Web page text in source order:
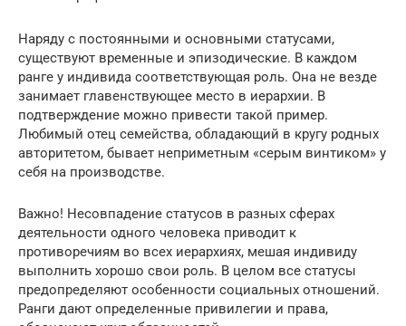
Наряду с постоянными и основными статусами,
существуют временные и эпизодические. В каждом
ранге у индивида соответствующая роль. Она не везде
занимает главенствующее место в иерархии. В
подтверждение можно привести такой пример.
Любимый отец семейства, обладающий в кругу родных
авторитетом, бывает неприметным «серым винтиком» у
себя на производстве.
Важно! Несовпадение статусов в разных сферах
деятельности одного человека приводит к
противоречиям во всех иерархиях, мешая индивиду
выполнить хорошо свои роль. В целом все статусы
предопределяют особенности социальных отношений.
Ранги дают определенные привилегии и права,